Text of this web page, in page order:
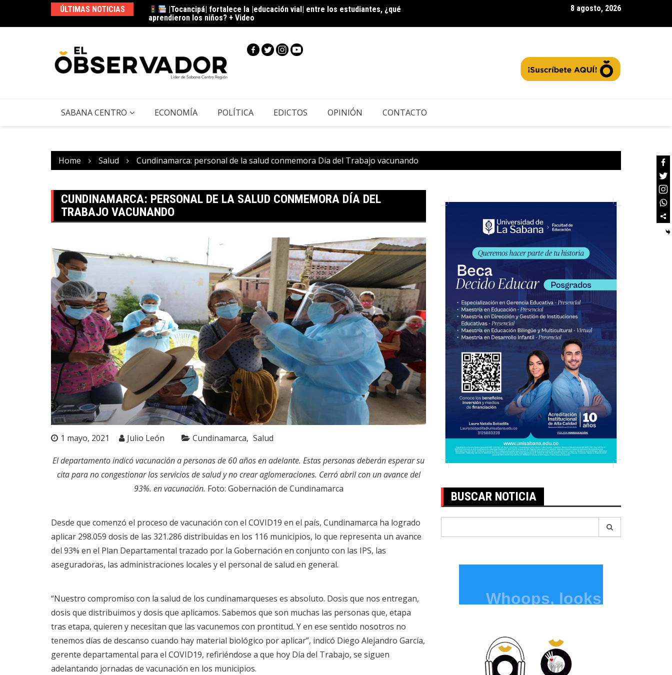
ÚLTIMAS NOTICIAS
aprendieron los niños? + Video
|Cota| se prepara para el |Festival de la Hortaliza| 2026, ¿qué actividades
tendrá?
|Gachancipá| vive el |Desafío Cardinal|, ¿cómo fue este
8 agosto, 2026
SABANA CENTRO ECONOMÍA POLÍTICA EDICTOS OPINIÓN CONTACTO
Home Salud Cundinamarca: personal de la salud conmemora Día del Trabajo vacunando
CUNDINAMARCA: PERSONAL DE LA SALUD CONMEMORA DÍA DEL
TRABAJO VACUNANDO
1 mayo, 2021 Julio León Cundinamarca Salud
El departamento indicó vacunación a personas de 60 años en adelante. Estas personas deberán esperar su
cita para no congestionar los servicios de salud y no crear aglomeraciones. Cerró abril con un avance del
93%. en vacunación. Foto: Gobernación de Cundinamarca
Desde que comenzó el proceso de vacunación con el COVID19 en el país, Cundinamarca ha logrado
aplicar 298.059 dosis de las 321.286 distribuidas en los 116 municipios, lo que representa un avance
del 93% en el Plan Departamental trazado por la Gobernación en conjunto con las IPS, las
aseguradoras, las administraciones locales y el personal de salud en general.
“Nuestro compromiso con la salud de los cundinamarqueses es absoluto. Dosis que nos entregan,
dosis que distribuimos y dosis que aplicamos. Sabemos que son muchas las personas que, etapa
tras etapa, quieren y necesitan que las vacunemos con prontitud. Y en ese sentido nosotros no
tenemos días de descanso cuando hay material biológico por aplicar”, indicó Diego Alejandro García,
gerente departamental para el COVID19, refiriéndose a que hoy Día del Trabajo, se siguen
adelantando jornadas de vacunación en los municipios.
BUSCAR NOTICIA